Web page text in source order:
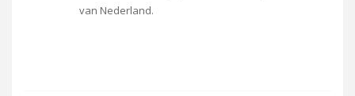
van Nederland.